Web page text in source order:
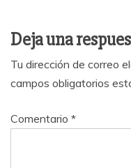
Deja una
Tu dirección de correo
campos obligatorios
Comentario *